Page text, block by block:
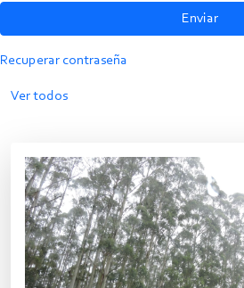
Enviar
Recuperar contraseña
Ver todos